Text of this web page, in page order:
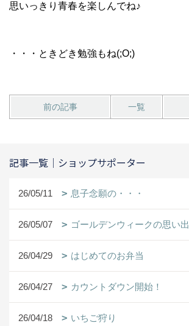
思いっきり青春を楽しんでね♪
・・・ときどき勉強もね(;O;)
前の記事 一覧
記事一覧｜ショップサポーター
26/05/11 息子念願の・・・
26/05/07 ゴールデンウィークの思い出
26/04/29 はじめてのお弁当
26/04/27 カウントダウン開始！
26/04/18 いちご狩り